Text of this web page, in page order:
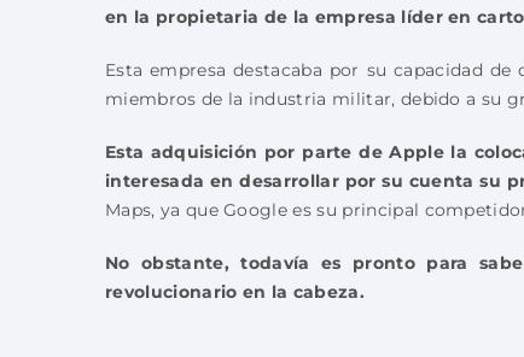
en la propietaria de la empresa líder en
Esta empresa destacaba por su capacidad
miembros de la industria militar, debido a su
Esta adquisición por parte de Apple la
interesada en desarrollar por su cuenta su
Maps, ya que Google es su principal
No obstante, todavía es pronto para
revolucionario en la cabeza.